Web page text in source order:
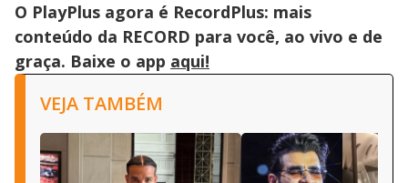
O PlayPlus agora é RecordPlus: mais
conteúdo da RECORD para você, ao vivo e de
graça. Baixe o app aqui!
VEJA TAMBÉM